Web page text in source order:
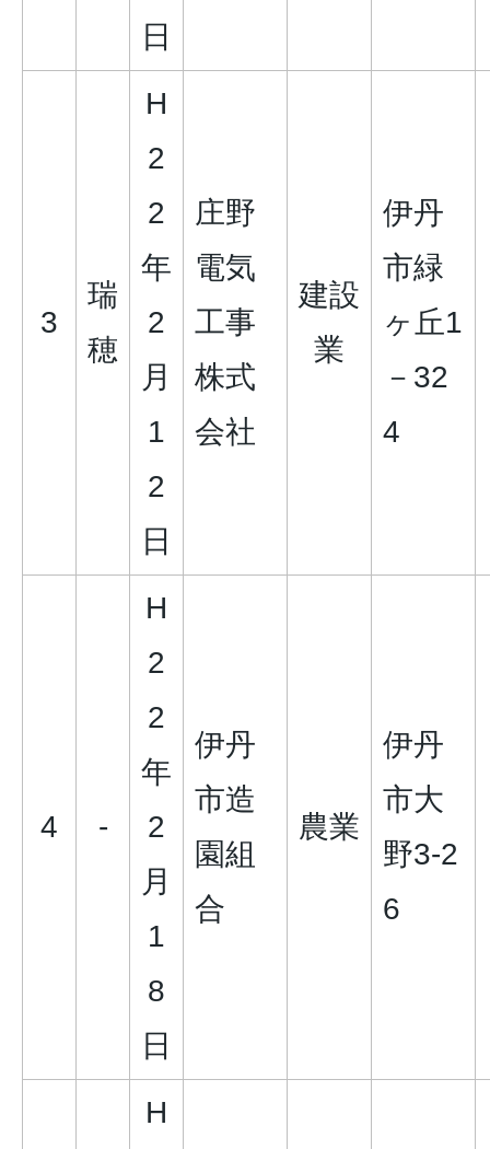
日
3
瑞
穂
H
2
2
年
2
月
1
2
日
庄野
電気
工事
株式
会社
建設
業
伊丹
市緑
ヶ丘1
－32
4
4 -
H
2
2
年
2
月
1
8
日
伊丹
市造
園組
合
農業
伊丹
市大
野3-2
6
H